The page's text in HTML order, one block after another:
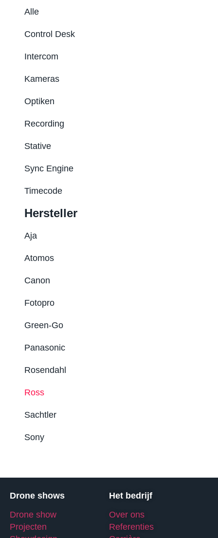
Alle
Control Desk
Intercom
Kameras
Optiken
Recording
Stative
Sync Engine
Timecode
Hersteller
Aja
Atomos
Canon
Fotopro
Green-Go
Panasonic
Rosendahl
Ross
Sachtler
Sony
Drone shows
Drone show
Projecten
Het bedrijf
Over ons
Referenties